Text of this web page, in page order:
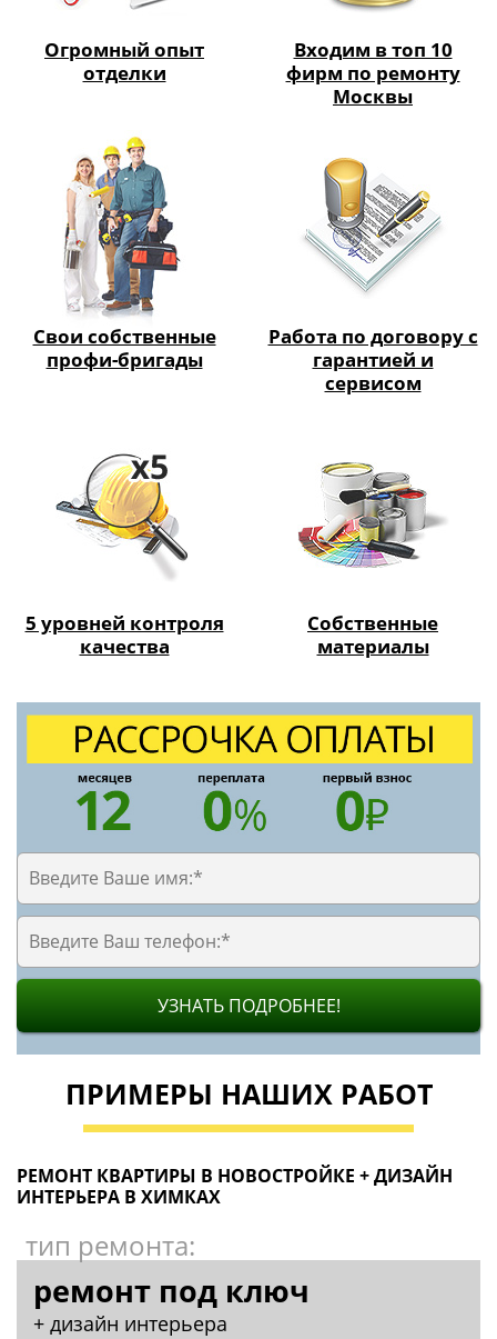
Огромный опыт
отделки
Входим в топ 10
фирм по ремонту
Москвы
Свои собственные
профи-бригады
Работа по договору с
гарантией и
сервисом
5 уровней контроля
качества
Собственные
материалы
УЗНАТЬ ПОДРОБНЕЕ!
ПРИМЕРЫ НАШИХ РАБОТ
РЕМОНТ КВАРТИРЫ В НОВОСТРОЙКЕ + ДИЗАЙН
ИНТЕРЬЕРА В ХИМКАХ
тип ремонта:
ремонт под ключ
+ дизайн интерьера